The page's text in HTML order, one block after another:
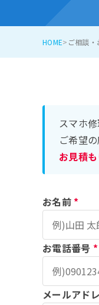
HOME ご相談・
スマホ
ご希望
お見積
お名前 *
お電話番号 *
メールアド